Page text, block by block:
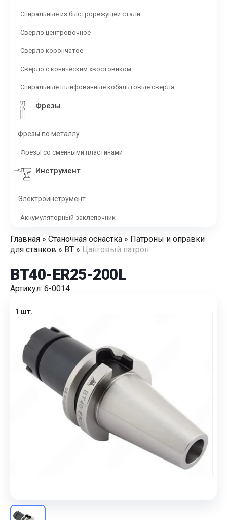
Спиральные из быстрорежущей стали
Сверло центровочное
Сверло корончатое
Сверло с коническим хвостовиком
Спиральные шлифованные кобальтовые сверла
Фрезы
Фрезы по металлу
Фрезы со сменными пластинами
Инструмент
Электроинструмент
Аккумуляторный заклепочник
Главная » Станочная оснастка » Патроны и оправки
для станков » BT » Цанговый патрон
BT40-ER25-200L
Артикул: 6-0014
1 шт.